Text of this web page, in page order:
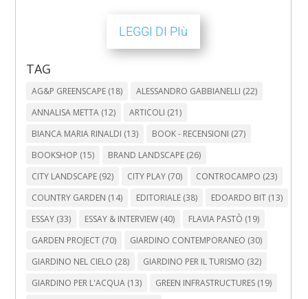
LEGGI DI PIù
TAG
AG&P GREENSCAPE (18) ALESSANDRO GABBIANELLI (22)
ANNALISA METTA (12) ARTICOLI (21)
BIANCA MARIA RINALDI (13) BOOK - RECENSIONI (27)
BOOKSHOP (15) BRAND LANDSCAPE (26)
CITY LANDSCAPE (92) CITY PLAY (70) CONTROCAMPO (23)
COUNTRY GARDEN (14) EDITORIALE (38) EDOARDO BIT (13)
ESSAY (33) ESSAY & INTERVIEW (40) FLAVIA PASTÒ (19)
GARDEN PROJECT (70) GIARDINO CONTEMPORANEO (30)
GIARDINO NEL CIELO (28) GIARDINO PER IL TURISMO (32)
GIARDINO PER L'ACQUA (13) GREEN INFRASTRUCTURES (19)